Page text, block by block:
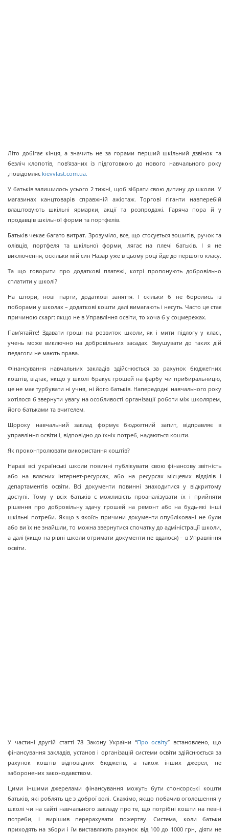
Літо добігає кінця, а значить не за горами перший шкільний дзвінок та
безліч клопотів, пов’язаних із підготовкою до нового навчального року
,повідомляє kievvlast.com.ua.
У батьків залишилось усього 2 тижні, щоб зібрати свою дитину до школи. У
магазинах канцтоварів справжній ажіотаж. Торгові гіганти навперебій
влаштовують шкільні ярмарки, акції та розпродажі. Гаряча пора й у
продавців шкільної форми та портфелів.
Батьків чекає багато витрат. Зрозуміло, все, що стосується зошитів, ручок та
олівців, портфеля та шкільної форми, лягає на плечі батьків. І я не
виключення, оскільки мій син Назар уже в цьому році йде до першого класу.
Та що говорити про додаткові платежі, котрі пропонують добровільно
сплатити у школі?
На штори, нові парти, додаткові заняття. І скільки б не боролись із
поборами у школах – додаткові кошти далі вимагають і несуть. Часто це стає
причиною скарг: якщо не в Управління освіти, то хоча б у соцмережах.
Пам’ятайте! Здавати гроші на розвиток школи, як і мити підлогу у класі,
учень може виключно на добровільних засадах. Змушувати до таких дій
педагоги не мають права.
Фінансування навчальних закладів здійснюється за рахунок бюджетних
коштів, відтак, якщо у школі бракує грошей на фарбу чи прибиральницю,
це не має турбувати ні учня, ні його батьків. Напередодні навчального року
хотілося б звернути увагу на особливості організації роботи між школярем,
його батьками та вчителем.
Щороку навчальний заклад формує бюджетний запит, відправляє в
управління освіти і, відповідно до їхніх потреб, надаються кошти.
Як проконтролювати використання коштів?
Наразі всі українські школи повинні публікувати свою фінансову звітність
або на власних інтернет-ресурсах, або на ресурсах місцевих відділів і
департаментів освіти. Всі документи повинні знаходитися у відкритому
доступі. Тому у всіх батьків є можливість проаналізувати їх і прийняти
рішення про добровільну здачу грошей на ремонт або на будь-які інші
шкільні потреби. Якщо з якоїсь причини документи опубліковані не були
або ви їх не знайшли, то можна звернутися спочатку до адміністрації школи,
а далі (якщо на рівні школи отримати документи не вдалося) – в Управління
освіти.
У частині другій статті 78 Закону України “Про освіту” встановлено, що
фінансування закладів, установ і організацій системи освіти здійснюється за
рахунок коштів відповідних бюджетів, а також інших джерел, не
заборонених законодавством.
Цими іншими джерелами фінансування можуть бути спонсорські кошти
батьків, які роблять це з доброї волі. Скажімо, якщо побачив оголошення у
школі чи на сайті навчального закладу про те, що потрібні кошти на певні
потреби, і вирішив перерахувати пожертву. Система, коли батьки
приходять на збори і їм виставляють рахунок від 100 до 1000 грн, діяти не